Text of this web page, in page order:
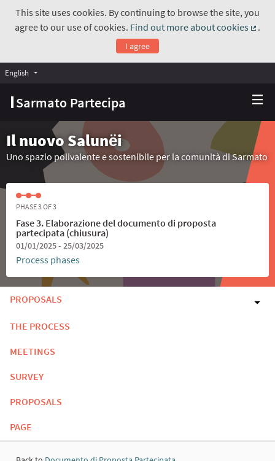
This site uses cookies. By continuing to browse the site, you
agree to our use of cookies. Find out more about cookies
.
I agree
Sarmato Partecipa
English Choose language
Il nuovo Salunёi
Uno spazio polivalente e sostenibile per la comunità di Sarmato
PHASE 3 OF 3
Fase 3. Elaborazione del documento di proposta
partecipata (chiusura)
01/01/2025 - 25/03/2025
Process phases
PROPOSALS
THE PROCESS
MEETINGS
SURVEY
PROPOSALS
PAGE